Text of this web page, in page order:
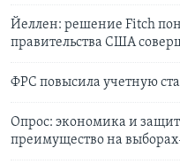
Йеллен: решение Fitch
правительства США
ФРС повысила учетную
Опрос: экономика и
преимущество на